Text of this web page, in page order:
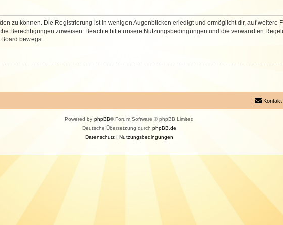
zu können. Die Registrierung ist in wenigen Augenblicken erledigt und ermöglicht dir, auf weitere
Berechtigungen zuweisen. Beachte bitte unsere Nutzungsbedingungen und die verwandten
bewegst.
Kontakt
Powered by phpBB® Forum Software © phpBB Limited
Deutsche Übersetzung durch phpBB.de
Datenschutz| Nutzungsbedingungen